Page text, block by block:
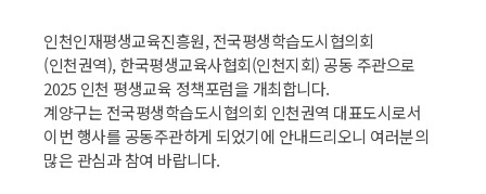
인천인재평생교육진흥원, 전국평생학습도시협의회
(인천권역), 한국평생교육사협회(인천지회) 공동 주관으로
2025 인천 평생교육 정책포럼을 개최합니다.
계양구는 전국평생학습도시협의회 인천권역 대표도시로서
이번 행사를 공동주관하게 되었기에 안내드리오니 여러분의
많은 관심과 참여 바랍니다.